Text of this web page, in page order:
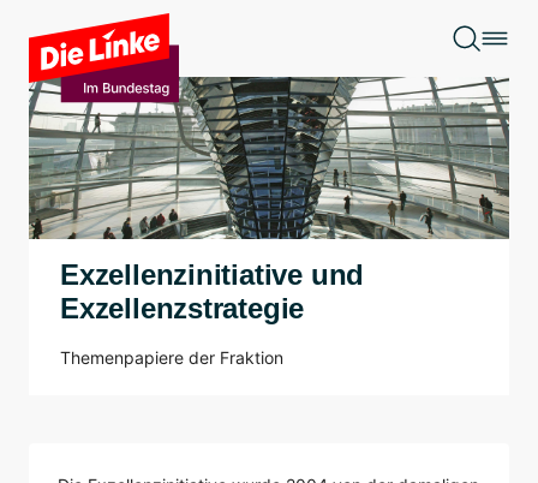
Zum Hauptinhalt springen
Exzellenzinitiative und
Exzellenzstrategie
Themenpapiere der Fraktion